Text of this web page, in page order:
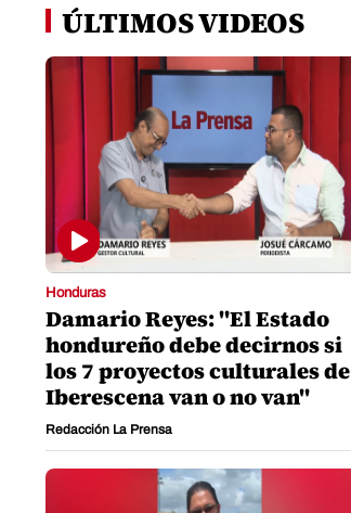
secondsVolume
0%
ÚLTIMOS VIDEOS
Honduras
Damario Reyes: "El Estado
hondureño debe decirnos si
los 7 proyectos culturales de
Iberescena van o no van"
Redacción La Prensa